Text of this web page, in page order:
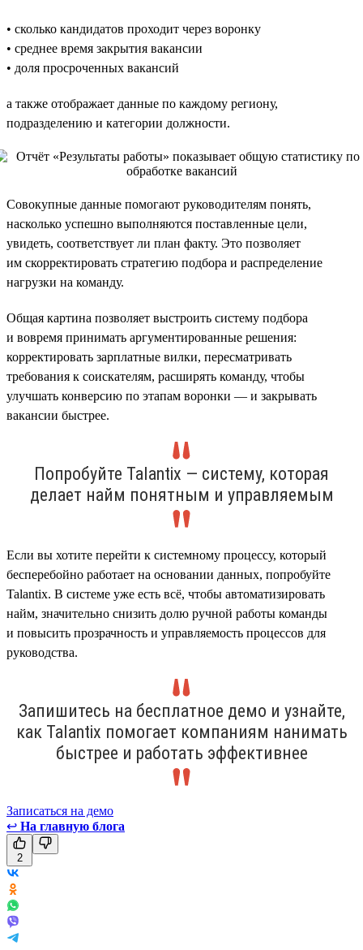
• сколько кандидатов проходит через воронку
• среднее время закрытия вакансии
• доля просроченных вакансий
а также отображает данные по каждому региону,
подразделению и категории должности.
Совокупные данные помогают руководителям понять,
насколько успешно выполняются поставленные цели,
увидеть, соответствует ли план факту. Это позволяет
им скорректировать стратегию подбора и распределение
нагрузки на команду.
Общая картина позволяет выстроить систему подбора
и вовремя принимать аргументированные решения:
корректировать зарплатные вилки, пересматривать
требования к соискателям, расширять команду, чтобы
улучшать конверсию по этапам воронки — и закрывать
вакансии быстрее.
Попробуйте Talantix — систему, которая
делает найм понятным и управляемым
Если вы хотите перейти к системному процессу, который
бесперебойно работает на основании данных, попробуйте
Talantix. В системе уже есть всё, чтобы автоматизировать
найм, значительно снизить долю ручной работы команды
и повысить прозрачность и управляемость процессов для
руководства.
Запишитесь на бесплатное демо и узнайте,
как Talantix помогает компаниям нанимать
быстрее и работать эффективнее
Записаться на демо
↩ На главную блога
2